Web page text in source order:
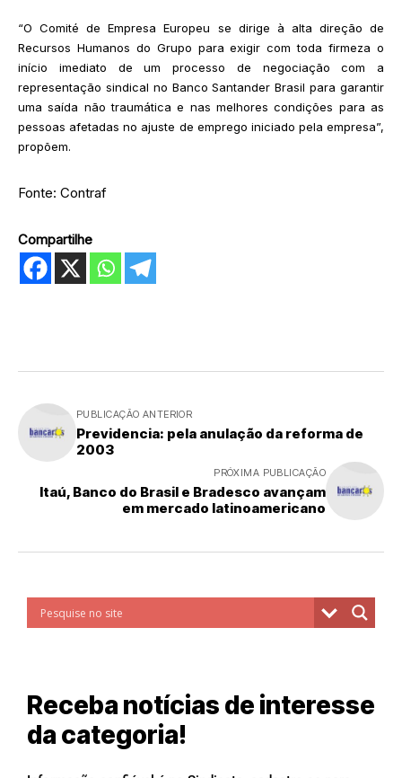
“O Comité de Empresa Europeu se dirige à alta direção de
Recursos Humanos do Grupo para exigir com toda firmeza o
início imediato de um processo de negociação com a
representação sindical no Banco Santander Brasil para garantir
uma saída não traumática e nas melhores condições para as
pessoas afetadas no ajuste de emprego iniciado pela empresa”,
propõem.
Fonte: Contraf
Compartilhe
PUBLICAÇÃO ANTERIOR
Previdencia: pela anulação da reforma de
2003
PRÓXIMA PUBLICAÇÃO
Itaú, Banco do Brasil e Bradesco avançam
em mercado latinoamericano
Receba notícias de interesse
da categoria!